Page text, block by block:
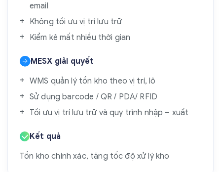
email
Không tối ưu vị trí lưu trữ
Kiểm kê mất nhiều thời gian
MESX giải quyết
WMS quản lý tồn kho theo vị trí, lô
Sử dụng barcode / QR / PDA/ RFID
Tối ưu vị trí lưu trữ và quy trình nhập – xuất
Kết quả
Tồn kho chính xác, tăng tốc độ xử lý kho